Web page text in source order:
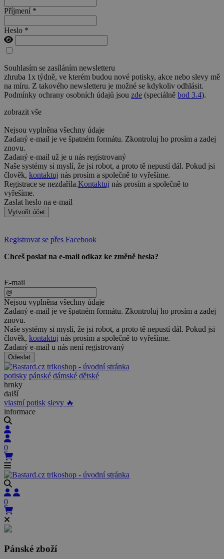
Příjmení *
Heslo *
Souhlasím se zasíláním newsletteru
zhruba 1x týdně, ve kterém budou nové potisky, akce nebo slevy mě
na míru. Z takového newsletteru je možné se kdykoliv odhlásit.
Podmínky ochrany osobních údajů jsou zde (speciálně bod 3.4).
zobrazit vše
Nejsou vyplněna všechny údaje
Zadaný e-mail je ve špatném formátu. Zkontroluj ho prosím a zadej
znovu.
Zadaný e-mail už je u nás registrovaný
Naše systémy si myslí, že jsi robot, a proto tě nepustí dál. Pokud jsi
člověk, kontaktuj nás prosím a společně to vyřešíme.
Registrace se nezdařila.Kontaktuj nás prosím a společně to
vyřešíme.
Zaslat heslo na e-mail
Vytvořit účet
Registrovat se přes Facebook
Chceš poslat na e-mail odkaz ke změně hesla?
E-mail
Nejsou vyplněna všechny údaje
Zadaný e-mail je ve špatném formátu. Zkontroluj ho prosím a zadej
znovu.
Naše systémy si myslí, že jsi robot, a proto tě nepustí dál. Pokud jsi
člověk, kontaktuj nás prosím a společně to vyřešíme.
Zadaný e-mail u nás není registrovaný
Odeslat
potisky pánské dámské dětské
hrnky
další
vlastní potisk slevy 🔥
informace
0
0
Pánské zboží